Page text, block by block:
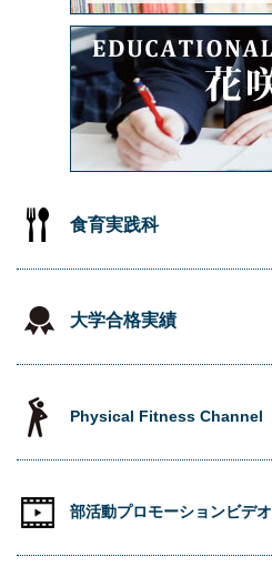
食育実践科
大学合格実績
Physical Fitness Channel
部活動プロモーションビデオ